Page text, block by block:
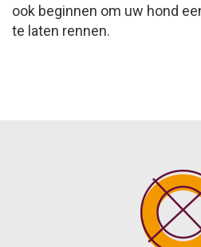
ook beginnen om uw hond
te laten rennen.